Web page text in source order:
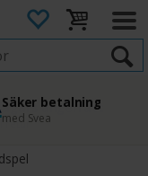
Säker betalning
med Svea
ångerrätt
retur